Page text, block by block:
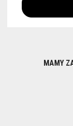
MAMY